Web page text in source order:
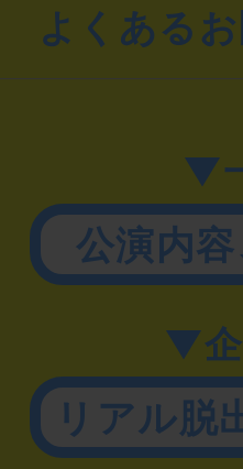
よくある
▼
公演内
▼企
リアル脱